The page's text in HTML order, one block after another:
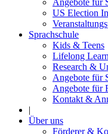
Angebote für
US Election
Sprachschule
Kids & Teens
Lifelong
Research &
Angebote für
Angebote für
Kontakt &
|
Über uns
Förderer &